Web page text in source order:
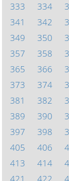
333
334
341
342
349
350
357
358
365
366
373
374
381
382
389
390
397
398
405
406
413
414